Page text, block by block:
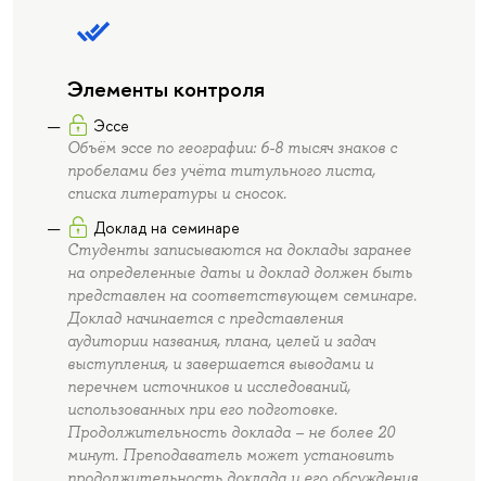
Элементы контроля
Эссе
Объём эссе по географии: 6-8 тысяч знаков с
пробелами без учёта титульного листа,
списка литературы и сносок.
Доклад на семинаре
Студенты записываются на доклады заранее
на определенные даты и доклад должен быть
представлен на соответствующем семинаре.
Доклад начинается с представления
аудитории названия, плана, целей и задач
выступления, и завершается выводами и
перечнем источников и исследований,
использованных при его подготовке.
Продолжительность доклада – не более 20
минут. Преподаватель может установить